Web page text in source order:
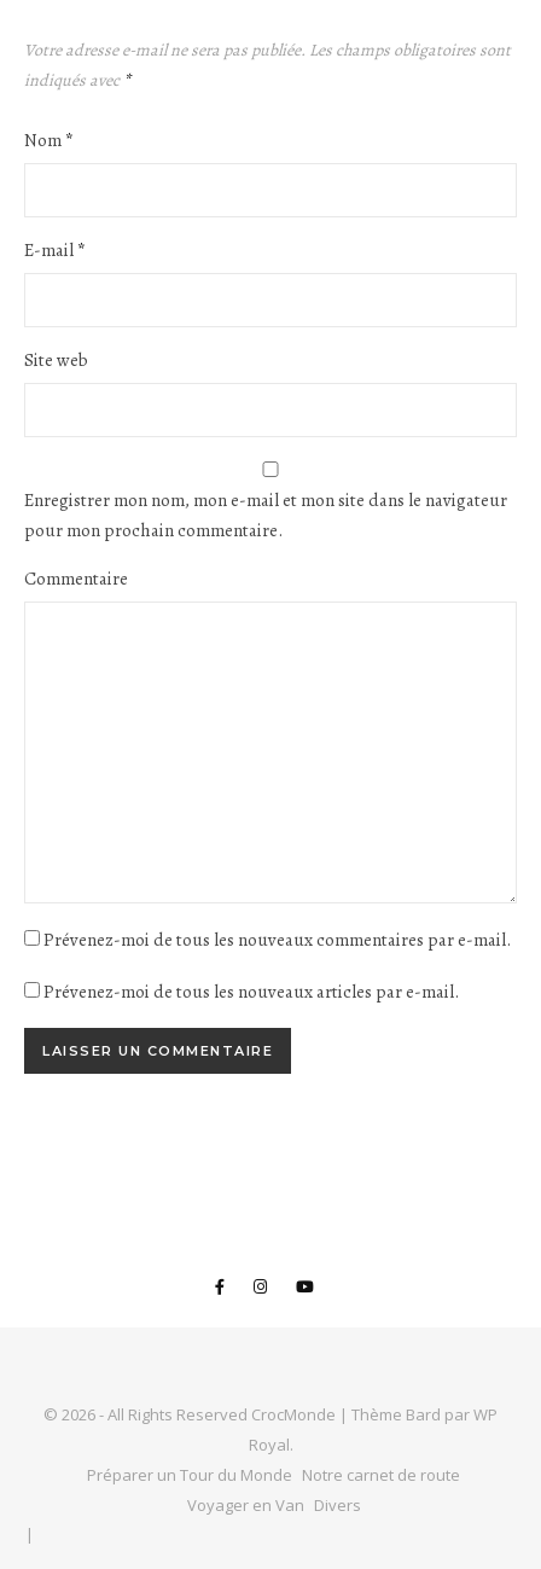
Votre adresse e-mail ne sera pas publiée. Les champs obligatoires sont
indiqués avec *
Nom *
E-mail *
Site web
Enregistrer mon nom, mon e-mail et mon site dans le navigateur
pour mon prochain commentaire.
Commentaire
Prévenez-moi de tous les nouveaux commentaires par e-mail.
Prévenez-moi de tous les nouveaux articles par e-mail.
© 2026 - All Rights Reserved CrocMonde | Thème Bard parWP
Royal.
Préparer un Tour du Monde Notre carnet de route
Voyager en Van Divers